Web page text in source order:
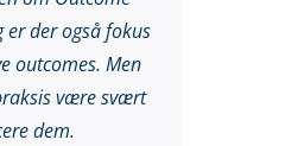
er der også fokus
outcomes. Men
være svært
dem.